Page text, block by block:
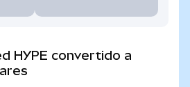
HYPE convertido a